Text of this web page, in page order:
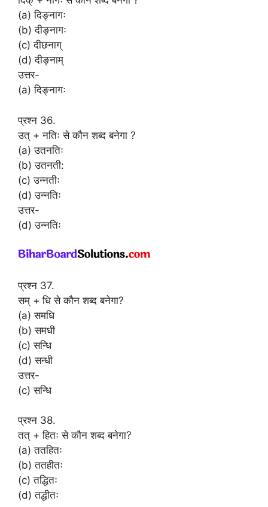
(a) दिङ्नागः
(b) दीङ्नागः
(c) दीछनाग्
(d) दीङ्नाम्
उत्तर-
(a) दिङ्नागः
प्रश्न 36.
उत् + नतिः से कौन शब्द बनेगा ?
(a) उतनतिः
(b) उतनती:
(c) उन्नतीः
(d) उन्नतिः
उत्तर-
(d) उन्नतिः
प्रश्न 37.
सम् + धि से कौन शब्द बनेगा?
(a) समधि
(b) समधी
(c) सन्धि
(d) सन्धी
उत्तर-
(c) सन्धि
प्रश्न 38.
तत् + हितः से कौन शब्द बनेगा?
(a) ततहितः
(b) ततहीतः
(c) तद्धितः
(d) तद्धीतः